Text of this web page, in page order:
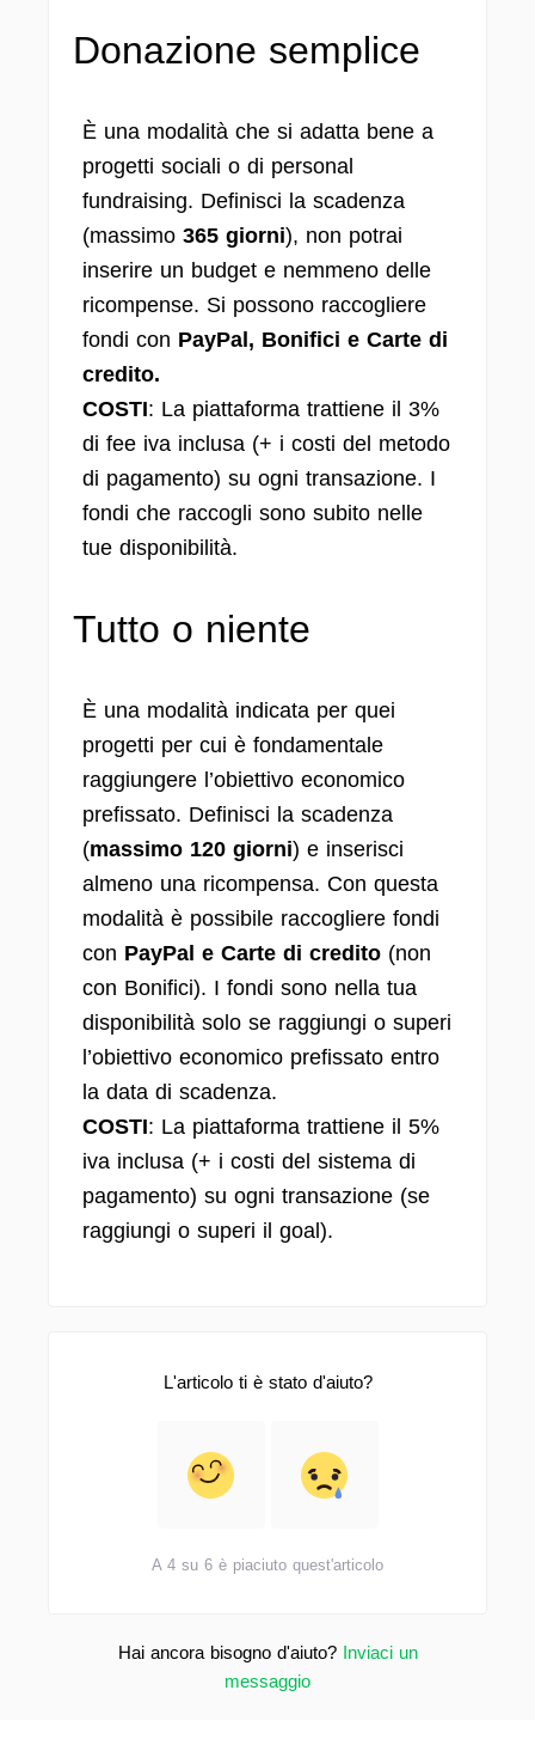
Donazione semplice
È una modalità che si adatta bene a
progetti sociali o di personal
fundraising. Definisci la scadenza
(massimo 365 giorni), non potrai
inserire un budget e nemmeno delle
ricompense. Si possono raccogliere
fondi con PayPal, Bonifici e Carte di
credito.
COSTI: La piattaforma trattiene il 3%
di fee iva inclusa (+ i costi del metodo
di pagamento) su ogni transazione. I
fondi che raccogli sono subito nelle
tue disponibilità.
Tutto o niente
È una modalità indicata per quei
progetti per cui è fondamentale
raggiungere l’obiettivo economico
prefissato. Definisci la scadenza
(massimo 120 giorni) e inserisci
almeno una ricompensa. Con questa
modalità è possibile raccogliere fondi
con PayPal e Carte di credito (non
con Bonifici). I fondi sono nella tua
disponibilità solo se raggiungi o superi
l’obiettivo economico prefissato entro
la data di scadenza.
COSTI: La piattaforma trattiene il 5%
iva inclusa (+ i costi del sistema di
pagamento) su ogni transazione (se
raggiungi o superi il goal).
L'articolo ti è stato d'aiuto?
A 4 su 6 è piaciuto quest'articolo
Hai ancora bisogno d'aiuto? Inviaci un
messaggio